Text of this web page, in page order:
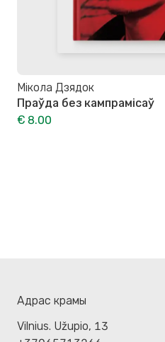
Мікола Дзядок
Праўда без кампрамісаў
€ 8.00
Адрас крамы
Vilnius. Užupio, 13